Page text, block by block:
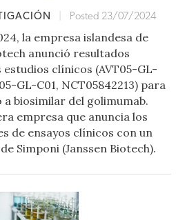
Posted 23/07/2024
la empresa islandesa de
anunció resultados
clínicos (AVT05-GL-
GL-C01, NCT05842213) para
a biosimilar del golimumab.
empresa que anuncia los
de ensayos clínicos con un
Simponi (Janssen Biotech).